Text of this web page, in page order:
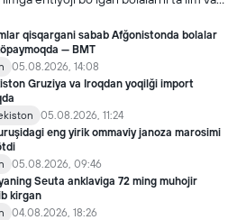
olish tizimini takomillashtirish
tadbirlar to‘g‘risida"gi qarori bilan
yangi mexanizmlar joriy etilmoqda.
qisqargani sabab Afğonistonda bolalar
— BMT
05.08.2026, 14:08
Gruziya va Iroqdan yoqilği import
05.08.2026, 11:24
eng yirik ommaviy janoza marosimi
05.08.2026, 09:46
Seuta anklaviga 72 ming muhojir
kirgan
04.08.2026, 18:26